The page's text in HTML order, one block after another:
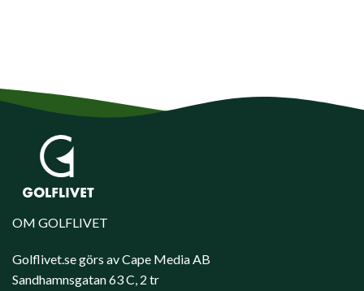
OM GOLFLIVET
Golflivet.se görs av Cape Media AB
Sandhamnsgatan 63 C, 2 tr